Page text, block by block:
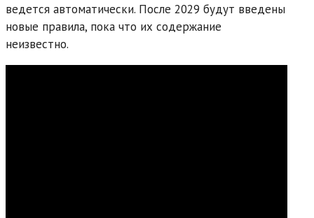
ведется автоматически. После 2029 будут введены
новые правила, пока что их содержание
неизвестно.